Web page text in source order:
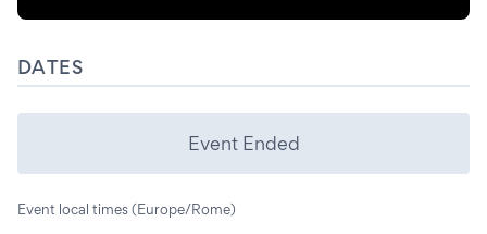
DATES
Event Ended
Event local times (Europe/Rome)